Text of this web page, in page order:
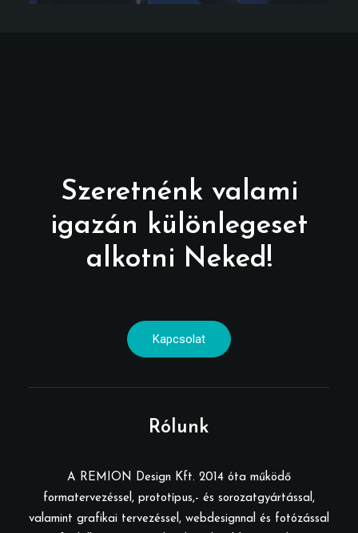
Szeretnénk valami
igazán különlegeset
alkotni Neked!
Kapcsolat
Rólunk
A REMION Design Kft. 2014 óta működő
formatervezéssel, prototípus,- és sorozatgyártással,
valamint grafikai tervezéssel, webdesignnal és fotózással